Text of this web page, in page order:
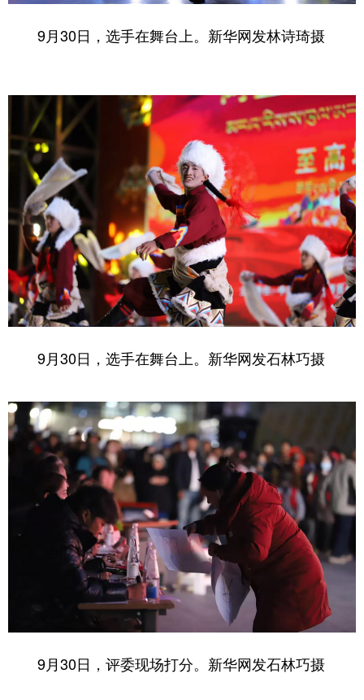
9月30日，选手在舞台上。 新华网发林诗琦摄
9月30日，选手在舞台上。 新华网发石林巧摄
9月30日，评委现场打分。 新华网发石林巧摄